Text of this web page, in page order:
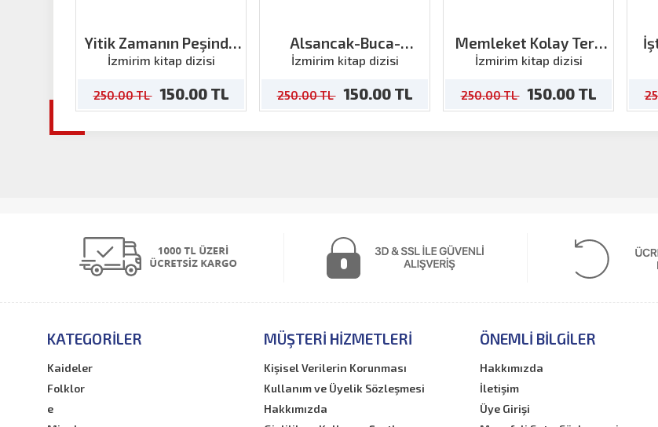
Yitik Zamanın Peşinde
Karantina
İzmirim kitap dizisi
250.00 TL 150.00 TL
Alsancak-Buca-
Alsancak
İzmirim kitap dizisi
250.00 TL 150.00 TL
Memleket Kolay Terk
Edilmiyor Tilkilik
İzmirim kitap dizisi
250.00 TL 150.00 TL
KATEGORILER
Kaideler
Folklor
e
MÜŞTERI HIZMETLERI
Kişisel Verilerin Korunması
Kullanım ve Üyelik Sözleşmesi
Hakkımızda
ÖNEMLI BILGILER
Hakkımızda
İletişim
Üye Girişi